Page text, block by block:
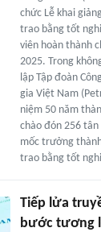
chức Lễ khai
trao bằng tốt
viên hoàn thành
2025. Trong
lập Tập đoàn
gia Việt Nam
niệm 50 năm
chào đón 256 tân
mốc trưởng
trao bằng tốt
Tiếp lửa
bước tương